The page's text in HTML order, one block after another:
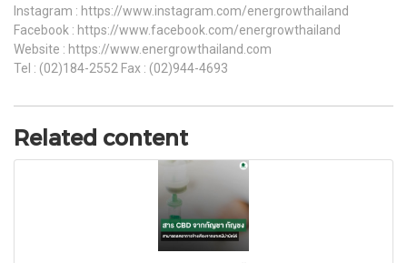
Instagram : https://www.instagram.com/energrowthailand
Facebook : https://www.facebook.com/energrowthailand
Website : https://www.energrowthailand.com
Tel : (02)184-2552 Fax : (02)944-4693
Related content